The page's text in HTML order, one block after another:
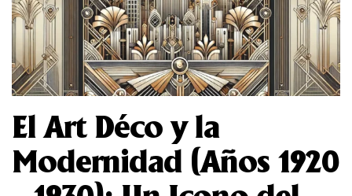
El Art Déco y la
Modernidad (Años 1920